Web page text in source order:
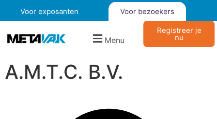
Voor exposanten Voor bezoekers
Menu
Registreer je
nu
A.M.T.C. B.V.